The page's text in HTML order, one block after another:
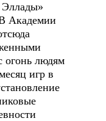
Академии
людям
игр в